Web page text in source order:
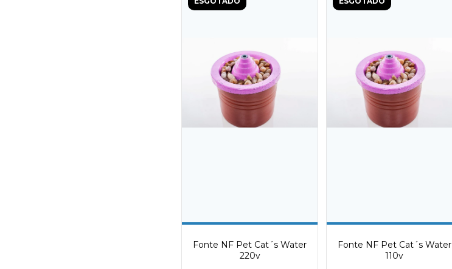
Fonte NF Pet Cat´s Water
220v
Fonte NF Pet Cat´s Water
110v